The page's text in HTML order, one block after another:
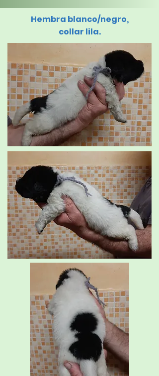
Hembra blanco/negro,
collar lila.